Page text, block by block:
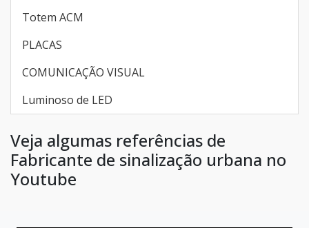
Totem ACM
PLACAS
COMUNICAÇÃO VISUAL
Luminoso de LED
Veja algumas referências de
Fabricante de sinalização urbana no
Youtube